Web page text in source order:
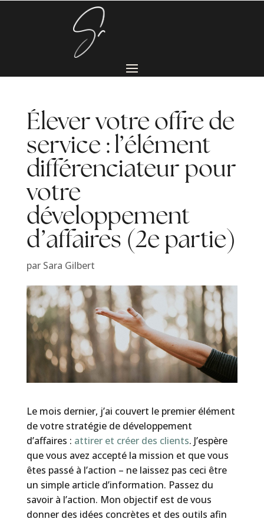
Élever votre offre de
service : l’élément
différenciateur pour
votre
développement
d’affaires (2e partie)
par Sara Gilbert
Le mois dernier, j’ai couvert le premier élément
de votre stratégie de développement
d’affaires : attirer et créer des clients. J’espère
que vous avez accepté la mission et que vous
êtes passé à l’action – ne laissez pas ceci être
un simple article d’information. Passez du
savoir à l’action. Mon objectif est de vous
donner des idées concrètes et des outils afin